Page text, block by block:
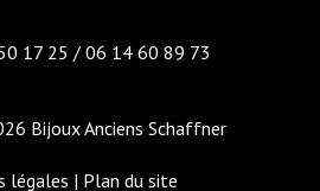
17 25 / 06 14 60 89 73
Bijoux Anciens Schaffner
légales | Plan du site